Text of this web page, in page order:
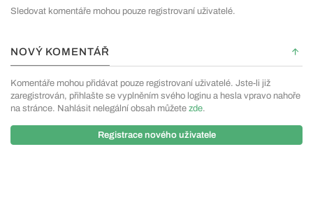
Sledovat komentáře mohou pouze registrovaní uživatelé.
NOVÝ KOMENTÁŘ
Komentáře mohou přidávat pouze registrovaní uživatelé. Jste-li již
zaregistrován, přihlašte se vyplněním svého loginu a hesla vpravo nahoře
na stránce. Nahlásit nelegální obsah můžete zde.
Registrace nového uživatele